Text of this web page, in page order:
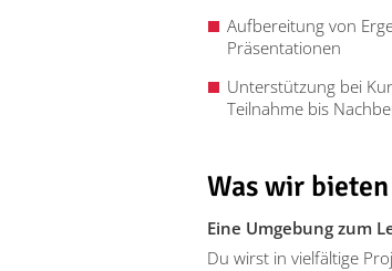
Aufbereitung von
Präsentationen
Unterstützung bei
Teilnahme bis
Was wir bieten
Eine Umgebung zum
Du wirst in vielfältige